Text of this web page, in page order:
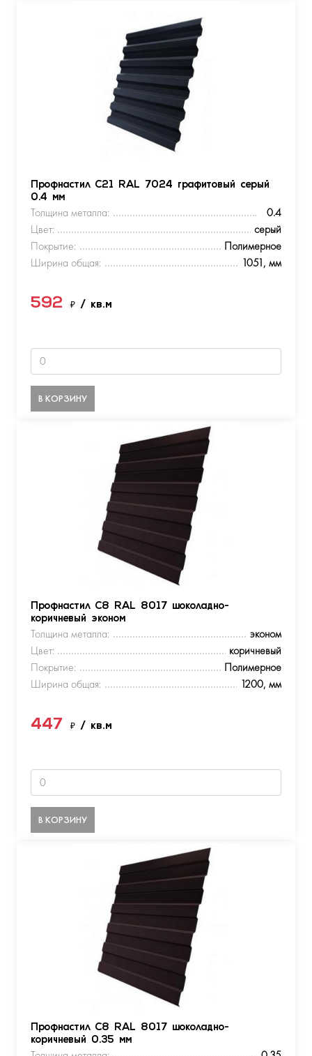
Профнастил С21 RAL 7024 графитовый серый
0.4 мм
Толщина металла:
0.4
Цвет:
серый
Покрытие:
Полимерное
Ширина общая:
1051, мм
592 ₽ / кв.м
В КОРЗИНУ
Профнастил С8 RAL 8017 шоколадно-
коричневый эконом
Толщина металла:
эконом
Цвет:
коричневый
Покрытие:
Полимерное
Ширина общая:
1200, мм
447 ₽ / кв.м
В КОРЗИНУ
Профнастил С8 RAL 8017 шоколадно-
коричневый 0.35 мм